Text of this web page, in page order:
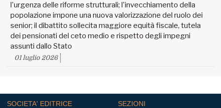
l'urgenza delle riforme strutturali; l'invecchiamento della
popolazione impone una nuova valorizzazione del ruolo dei
senior; il dibattito sollecita maggiore equità fiscale, tutela
dei pensionati del ceto medio e rispetto degli impegni
assunti dallo Stato
01 luglio 2026
SOCIETA' EDITRICE SEZIONI